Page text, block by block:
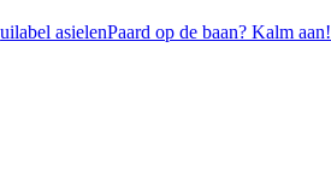
asielenPaard op de baan? Kalm aan!